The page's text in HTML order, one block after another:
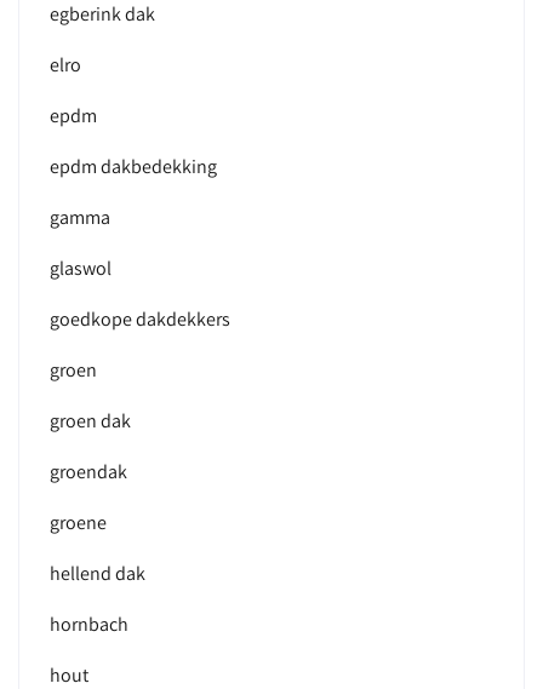
egberink dak
elro
epdm
epdm dakbedekking
gamma
glaswol
goedkope dakdekkers
groen
groen dak
groendak
groene
hellend dak
hornbach
hout